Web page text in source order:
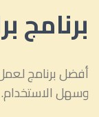
برنامج
أفضل برنامج
وسهل الاستخدام.